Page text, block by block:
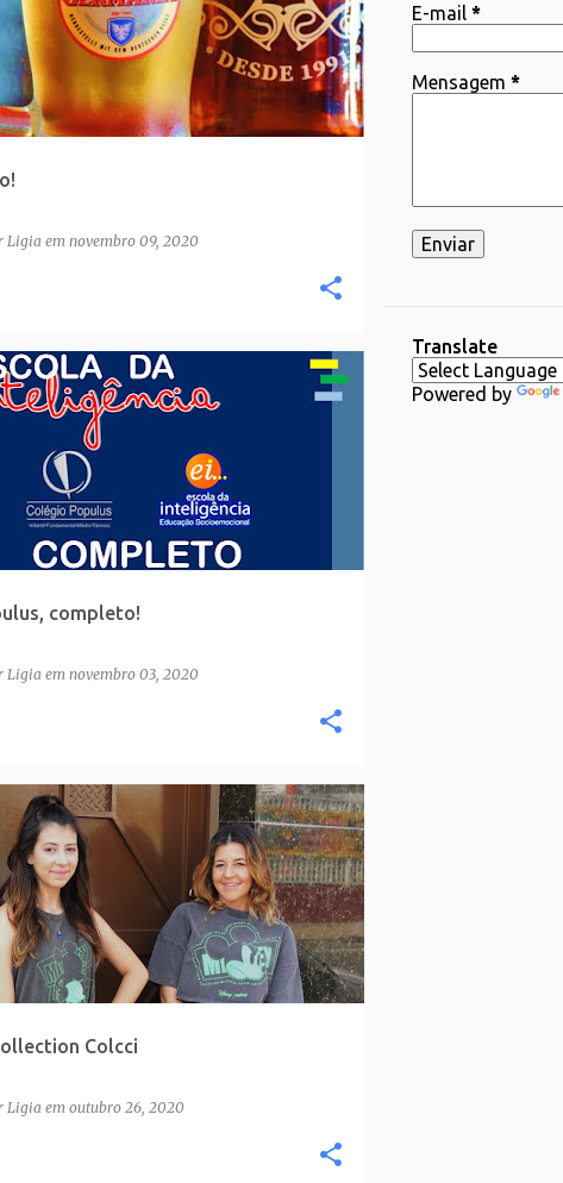
Ligia em novembro 09, 2020
completo!
Ligia em novembro 03, 2020
Colcci
Ligia em outubro 26, 2020
E-mail *
Mensagem *
Translate
Powered by